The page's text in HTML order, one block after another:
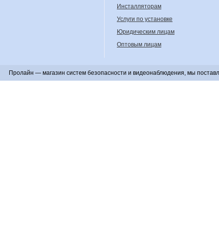
Инсталляторам
Услуги по установке
Юридическим лицам
Оптовым лицам
Пролайн — магазин систем безопасности и видеонаблюдения, мы